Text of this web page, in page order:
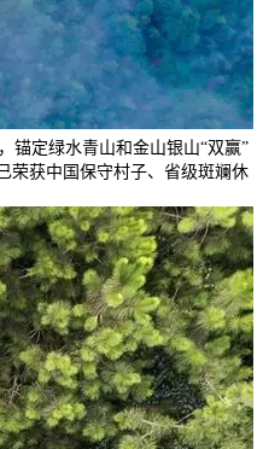
锚定绿水青山和金山银山“双赢”
荣获中国保守村子、省级斑斓休